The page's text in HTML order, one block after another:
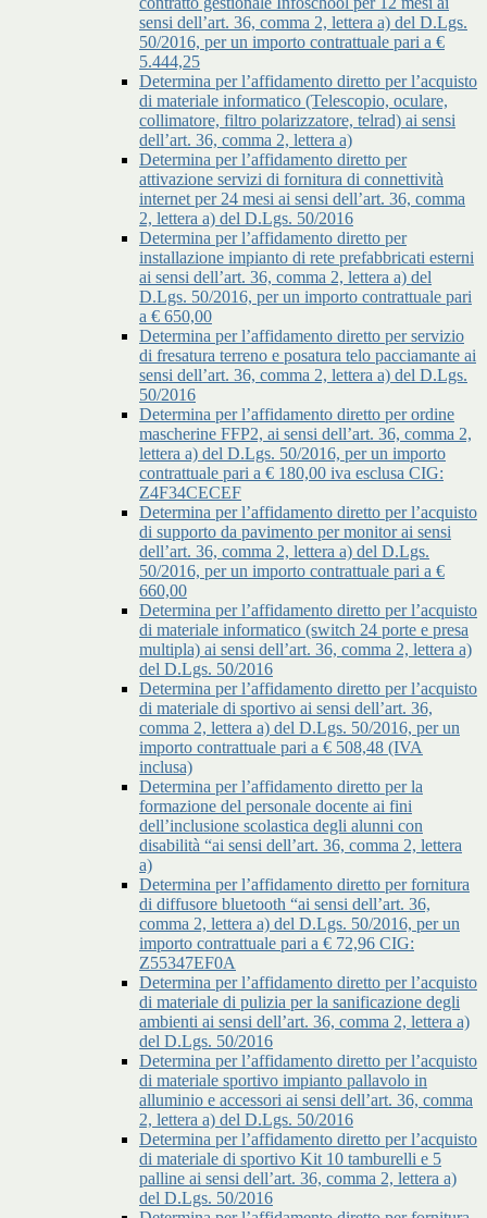
sensi dell’art. 36, comma 2, lettera a) del D.Lgs.
50/2016, per un importo contrattuale pari a €
5.444,25
Determina per l’affidamento diretto per l’acquisto
di materiale informatico (Telescopio, oculare,
collimatore, filtro polarizzatore, telrad) ai sensi
dell’art. 36, comma 2, lettera a)
Determina per l’affidamento diretto per
attivazione servizi di fornitura di connettività
internet per 24 mesi ai sensi dell’art. 36, comma
2, lettera a) del D.Lgs. 50/2016
Determina per l’affidamento diretto per
installazione impianto di rete prefabbricati esterni
ai sensi dell’art. 36, comma 2, lettera a) del
D.Lgs. 50/2016, per un importo contrattuale pari
a € 650,00
Determina per l’affidamento diretto per servizio
di fresatura terreno e posatura telo pacciamante ai
sensi dell’art. 36, comma 2, lettera a) del D.Lgs.
50/2016
Determina per l’affidamento diretto per ordine
mascherine FFP2, ai sensi dell’art. 36, comma 2,
lettera a) del D.Lgs. 50/2016, per un importo
contrattuale pari a € 180,00 iva esclusa CIG:
Z4F34CECEF
Determina per l’affidamento diretto per l’acquisto
di supporto da pavimento per monitor ai sensi
dell’art. 36, comma 2, lettera a) del D.Lgs.
50/2016, per un importo contrattuale pari a €
660,00
Determina per l’affidamento diretto per l’acquisto
di materiale informatico (switch 24 porte e presa
multipla) ai sensi dell’art. 36, comma 2, lettera a)
del D.Lgs. 50/2016
Determina per l’affidamento diretto per l’acquisto
di materiale di sportivo ai sensi dell’art. 36,
comma 2, lettera a) del D.Lgs. 50/2016, per un
importo contrattuale pari a € 508,48 (IVA
inclusa)
Determina per l’affidamento diretto per la
formazione del personale docente ai fini
dell’inclusione scolastica degli alunni con
disabilità “ai sensi dell’art. 36, comma 2, lettera
a)
Determina per l’affidamento diretto per fornitura
di diffusore bluetooth “ai sensi dell’art. 36,
comma 2, lettera a) del D.Lgs. 50/2016, per un
importo contrattuale pari a € 72,96 CIG:
Z55347EF0A
Determina per l’affidamento diretto per l’acquisto
di materiale di pulizia per la sanificazione degli
ambienti ai sensi dell’art. 36, comma 2, lettera a)
del D.Lgs. 50/2016
Determina per l’affidamento diretto per l’acquisto
di materiale sportivo impianto pallavolo in
alluminio e accessori ai sensi dell’art. 36, comma
2, lettera a) del D.Lgs. 50/2016
Determina per l’affidamento diretto per l’acquisto
di materiale di sportivo Kit 10 tamburelli e 5
palline ai sensi dell’art. 36, comma 2, lettera a)
del D.Lgs. 50/2016